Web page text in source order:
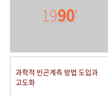
1990'
과학적 빈곤계측 방법 도입과
고도화